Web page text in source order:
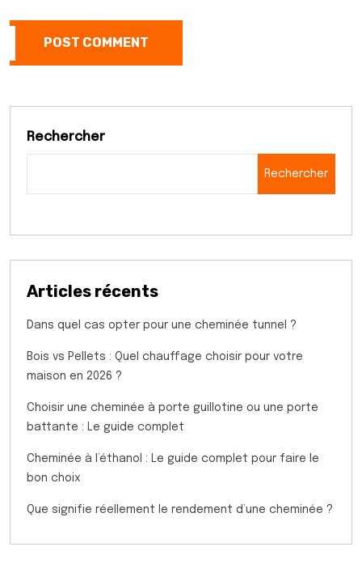
POST COMMENT
Rechercher
Rechercher
Articles récents
Dans quel cas opter pour une cheminée tunnel ?
Bois vs Pellets : Quel chauffage choisir pour votre
maison en 2026 ?
Choisir une cheminée à porte guillotine ou une porte
battante : Le guide complet
Cheminée à l’éthanol : Le guide complet pour faire le
bon choix
Que signifie réellement le rendement d’une cheminée ?